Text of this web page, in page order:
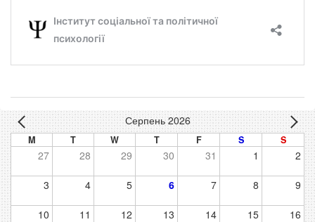
Серпень 2026
M T W T F S S
27 28 29 30 31 1 2
3 4 5 6 7 8 9
10 11 12 13 14 15 16